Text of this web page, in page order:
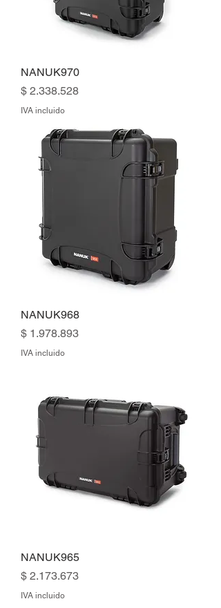
NANUK970
Precio
$ 2.338.528
IVA incluido
NANUK968
Precio
$ 1.978.893
IVA incluido
NANUK965
Precio
$ 2.173.673
IVA incluido